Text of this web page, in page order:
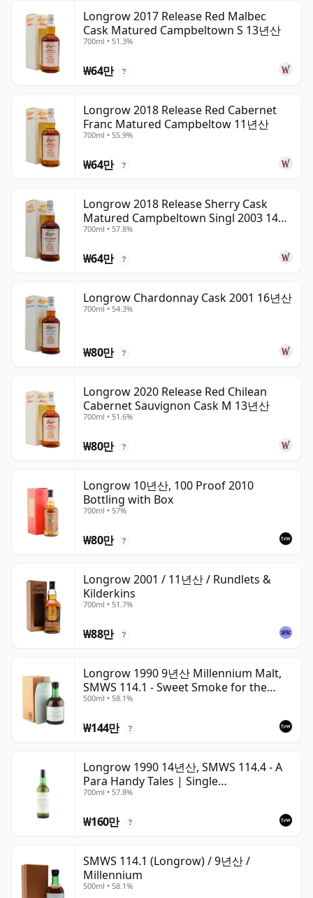
Longrow 2017 Release Red Malbec
Cask Matured Campbeltown S 13년산
700ml • 51.3%
₩64만 ?
Longrow 2018 Release Red Cabernet
Franc Matured Campbeltow 11년산
700ml • 55.9%
₩64만 ?
Longrow 2018 Release Sherry Cask
Matured Campbeltown Singl 2003 14년
산
700ml • 57.8%
₩64만 ?
Longrow Chardonnay Cask 2001 16년산
700ml • 54.3%
₩80만 ?
Longrow 2020 Release Red Chilean
Cabernet Sauvignon Cask M 13년산
700ml • 51.6%
₩80만 ?
Longrow 10년산, 100 Proof 2010
Bottling with Box
700ml • 57%
₩80만 ?
Longrow 2001 / 11년산 / Rundlets &
Kilderkins
700ml • 51.7%
₩88만 ?
Longrow 1990 9년산 Millennium Malt,
SMWS 114.1 - Sweet Smoke for the
Millennium
500ml • 58.1%
₩144만 ?
Longrow 1990 14년산, SMWS 114.4 - A
Para Handy Tales | Single
Campbeltown Malt Whisky | 57.8% |
700ml • 57.8%
₩160만 ?
SMWS 114.1 (Longrow) / 9년산 /
Millennium
500ml • 58.1%